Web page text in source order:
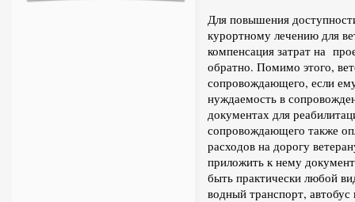
Для повышения
курортному лечению для
компенсация затрат на
обратно. Помимо этого,
сопровождающего, если
нуждаемость в
документах для
сопровождающего также
расходов на дорогу
приложить к нему
быть практически любой
водный транспорт,